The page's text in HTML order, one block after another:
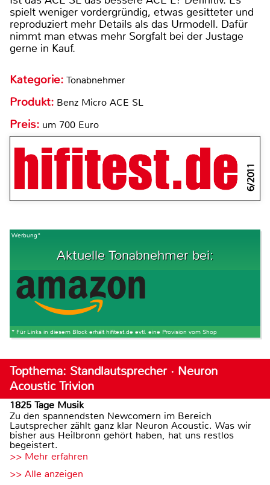
spielt weniger vordergründig, etwas gesitteter und
reproduziert mehr Details als das Urmodell. Dafür
nimmt man etwas mehr Sorgfalt bei der Justage
gerne in Kauf.
Kategorie: Tonabnehmer
Produkt: Benz Micro ACE SL
Preis: um 700 Euro
6/2011
Werbung*
Aktuelle Tonabnehmer bei:
* Für Links in diesem Block erhält hifitest.de evtl. eine Provision vom Shop
Topthema: Standlautsprecher · Neuron
Acoustic Trivion
1825 Tage Musik
Zu den spannendsten Newcomern im Bereich
Lautsprecher zählt ganz klar Neuron Acoustic. Was wir
bisher aus Heilbronn gehört haben, hat uns restlos
begeistert.
>> Mehr erfahren
>> Alle anzeigen